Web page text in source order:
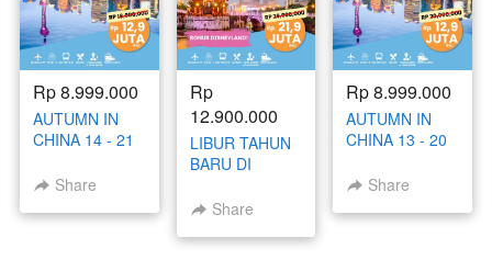
Rp 8.999.000
AUTUMN IN
CHINA 14 - 21
2026 (BEIJING
HANGZHOU –
Share
Rp
12.900.000
LIBUR TAHUN
BARU DI
DESEMBER - 4
(BEIJING –
Share
Rp 8.999.000
AUTUMN IN
CHINA 13 - 20
2026 (BEIJING
HANGZHOU –
Share